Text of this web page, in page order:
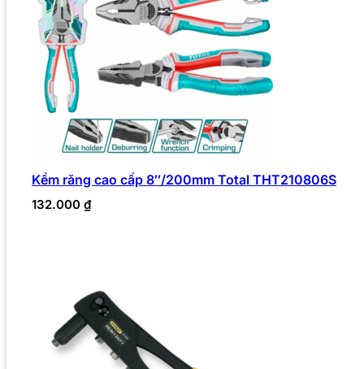
Kềm răng cao cấp 8″/200mm Total THT210806S
132.000 ₫